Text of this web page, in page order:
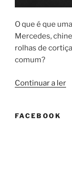
O que é que
Mercedes,
rolhas de
comum?
Continuar a ler“A
FACEBOOK